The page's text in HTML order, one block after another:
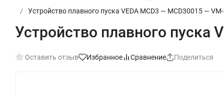
/
Устройство плавного пуска VEDA MCD3 — MCD30015 —
Устройство плавного пуска
Оставить отзыв Избранное Сравнение Поделиться